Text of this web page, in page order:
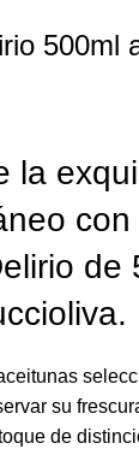
500ml
la
de
su
de